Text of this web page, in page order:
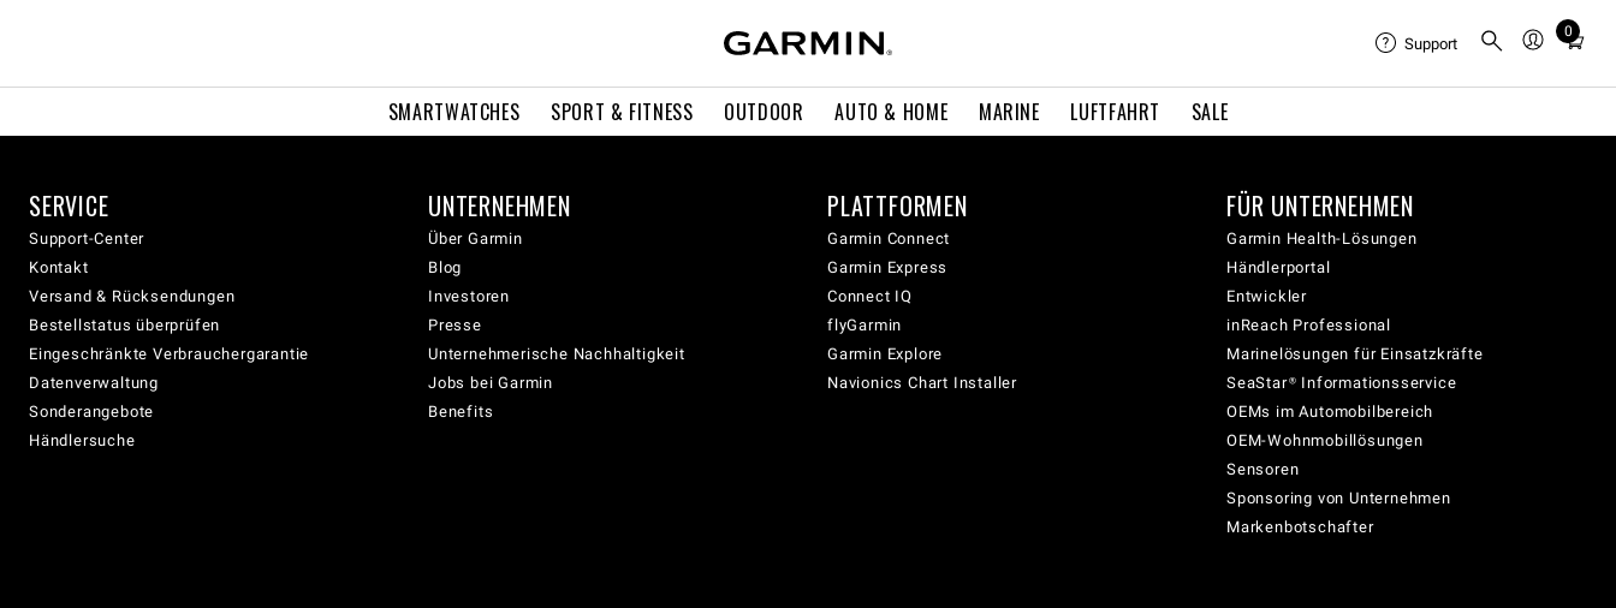
SMARTWATCHES SPORT & FITNESS OUTDOOR AUTO & HOME MARINE LUFTFAHRT SALE
Support
0
Total
cart:
SERVICE
Support-Center
Kontakt
Versand & Rücksendungen
Bestellstatus überprüfen
Eingeschränkte Verbrauchergarantie
Datenverwaltung
Sonderangebote
Händlersuche
UNTERNEHMEN
Über Garmin
Blog
Investoren
Presse
Unternehmerische Nachhaltigkeit
Jobs bei Garmin
Benefits
PLATTFORMEN
Garmin Connect
Garmin Express
Connect IQ
flyGarmin
Garmin Explore
Navionics Chart Installer
FÜR UNTERNEHMEN
Garmin Health-Lösungen
Händlerportal
Entwickler
inReach Professional
Marinelösungen für Einsatzkräfte
SeaStar® Informationsservice
OEMs im Automobilbereich
OEM-Wohnmobillösungen
Sensoren
Sponsoring von Unternehmen
Markenbotschafter